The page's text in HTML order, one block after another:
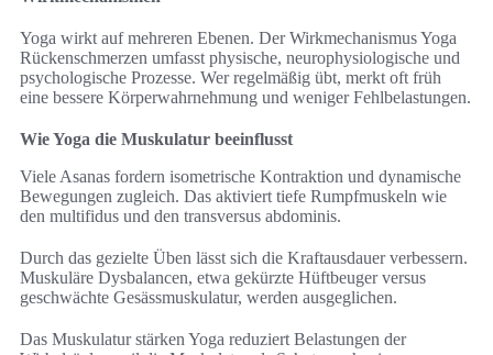
Yoga wirkt auf mehreren Ebenen. Der Wirkmechanismus Yoga
Rückenschmerzen umfasst physische, neurophysiologische und
psychologische Prozesse. Wer regelmäßig übt, merkt oft früh
eine bessere Körperwahrnehmung und weniger Fehlbelastungen.
Wie Yoga die Muskulatur beeinflusst
Viele Asanas fordern isometrische Kontraktion und dynamische
Bewegungen zugleich. Das aktiviert tiefe Rumpfmuskeln wie
den multifidus und den transversus abdominis.
Durch das gezielte Üben lässt sich die Kraftausdauer verbessern.
Muskuläre Dysbalancen, etwa gekürzte Hüftbeuger versus
geschwächte Gesässmuskulatur, werden ausgeglichen.
Das Muskulatur stärken Yoga reduziert Belastungen der